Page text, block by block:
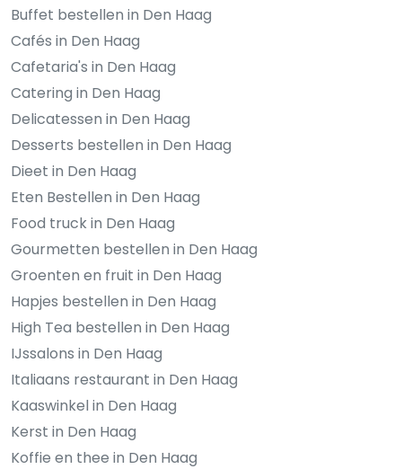
Buffet bestellen in Den Haag
Cafés in Den Haag
Cafetaria's in Den Haag
Catering in Den Haag
Delicatessen in Den Haag
Desserts bestellen in Den Haag
Dieet in Den Haag
Eten Bestellen in Den Haag
Food truck in Den Haag
Gourmetten bestellen in Den Haag
Groenten en fruit in Den Haag
Hapjes bestellen in Den Haag
High Tea bestellen in Den Haag
IJssalons in Den Haag
Italiaans restaurant in Den Haag
Kaaswinkel in Den Haag
Kerst in Den Haag
Koffie en thee in Den Haag